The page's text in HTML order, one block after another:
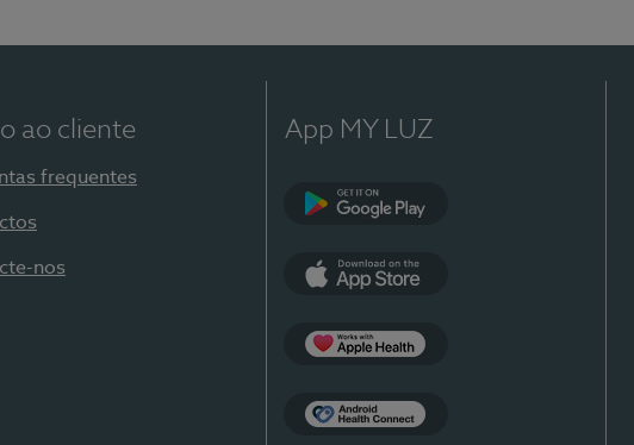
ao cliente
frequentes
nos
App MY LUZ